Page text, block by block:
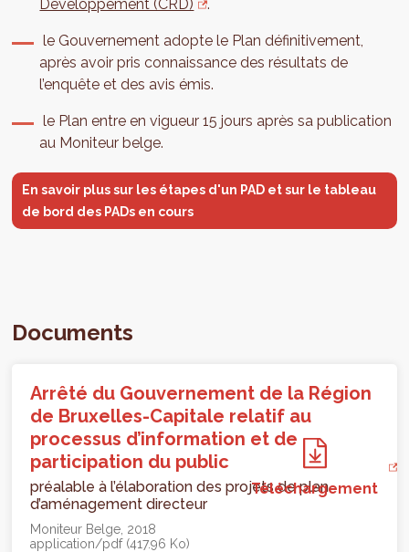
Développement (CRD) .
le Gouvernement adopte le Plan définitivement,
après avoir pris connaissance des résultats de
l’enquête et des avis émis.
le Plan entre en vigueur 15 jours après sa publication
au Moniteur belge.
En savoir plus sur les étapes d'un PAD et sur le tableau
de bord des PADs en cours
Documents
Arrêté du Gouvernement de la Région
de Bruxelles-Capitale relatif au
processus d’information et de
participation du public
préalable à l’élaboration des projets de plan
d’aménagement directeur
Moniteur Belge 2018
application/pdf (417.96 Ko)
Téléchargement